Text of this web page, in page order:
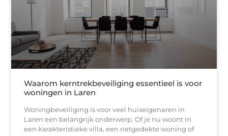
Waarom kerntrekbeveiliging essentieel is voor
woningen in Laren
Woningbeveiliging is voor veel huiseigenaren in
Laren een belangrijk onderwerp. Of je nu woont in
een karakteristieke villa, een rietgedekte woning of